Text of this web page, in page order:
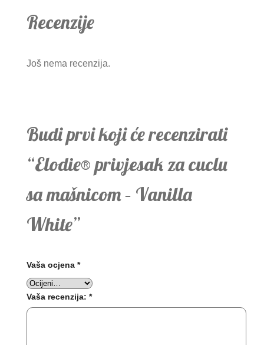
Recenzije
Još nema recenzija.
Budi prvi koji će recenzirati
“Elodie® privjesak za cuclu
sa mašnicom – Vanilla
White”
Vaša ocjena *
Vaša recenzija: *